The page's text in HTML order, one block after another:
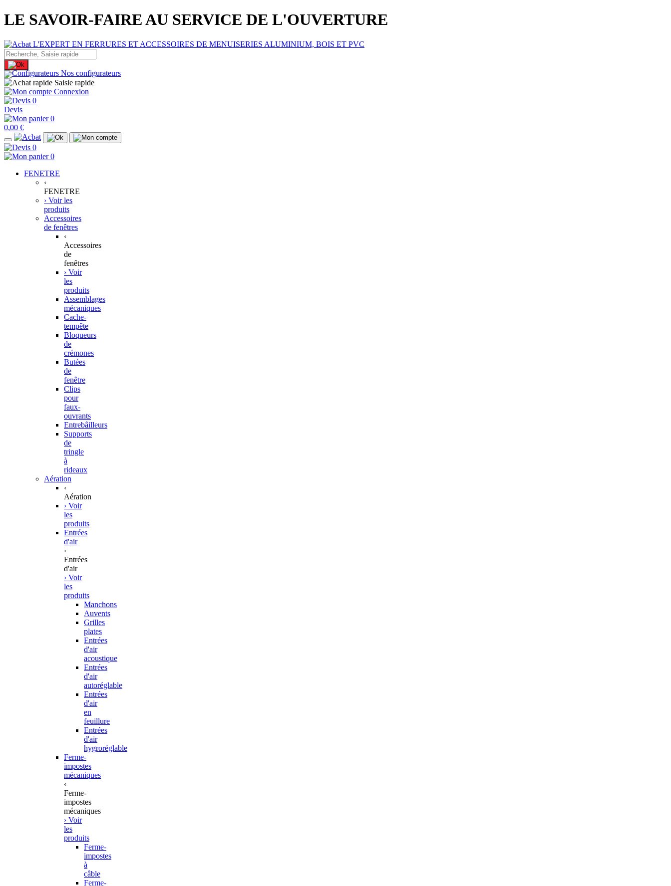
LE SAVOIR-FAIRE AU SERVICE DE L'OUVERTURE
Nos configurateurs
Saisie rapide
Connexion
0
Devis
0
0,00 €
0
0
FENETRE
‹
FENETRE
› Voir les
produits
Accessoires
de fenêtres
‹
Accessoires
de
fenêtres
› Voir
les
produits
Assemblages
mécaniques
Cache-
tempête
Bloqueurs
de
crémones
Butées
de
fenêtre
Clips
pour
faux-
ouvrants
Entrebâilleurs
Supports
de
tringle
à
rideaux
Aération
‹
Aération
› Voir
les
produits
Entrées
d'air
‹
Entrées
d'air
› Voir
les
produits
Manchons
Auvents
Grilles
plates
Entrées
d'air
acoustique
Entrées
d'air
autoréglable
Entrées
d'air
en
feuillure
Entrées
d'air
hygroréglable
Ferme-
impostes
mécaniques
‹
Ferme-
impostes
mécaniques
› Voir
les
produits
Ferme-
impostes
à
câble
Ferme-